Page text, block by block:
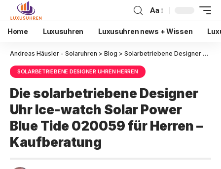
Aa
Home Luxusuhren Luxusuhren news + Wissen
Andreas Häusler - Solaruhren > Blog > Solarbetriebene Designer Uhren Herren
SOLARBETRIEBENE DESIGNER UHREN HERREN
Die solarbetriebene Designer
Uhr Ice-watch Solar Power
Blue Tide 020059 für Herren –
Kaufberatung